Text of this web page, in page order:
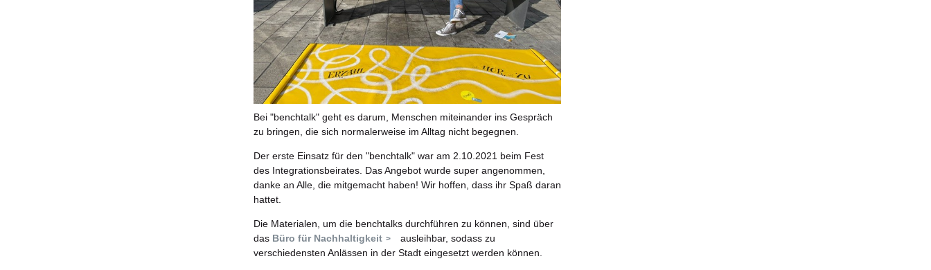
Bei "benchtalk" geht es darum, Menschen miteinander ins Gespräch
zu bringen, die sich normalerweise im Alltag nicht begegnen.
Der erste Einsatz für den "benchtalk" war am 2.10.2021 beim Fest
des Integrationsbeirates. Das Angebot wurde super angenommen,
danke an Alle, die mitgemacht haben! Wir hoffen, dass ihr Spaß daran
hattet.
Die Materialen, um die benchtalks durchführen zu können, sind über
das Büro für Nachhaltigkeit
ausleihbar, sodass zu
verschiedensten Anlässen in der Stadt eingesetzt werden können.